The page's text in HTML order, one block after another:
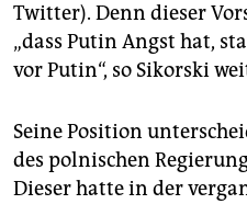
Twitter). Denn dieser
„dass Putin Angst hat,
vor Putin“, so Sikorski
Seine Position
des polnischen
Dieser hatte in der